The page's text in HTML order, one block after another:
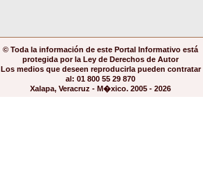
© Toda la información de este Portal Informativo está
protegida por la Ley de Derechos de Autor
Los medios que deseen reproducirla pueden contratar
al: 01 800 55 29 870
Xalapa, Veracruz - M�xico. 2005 - 2026